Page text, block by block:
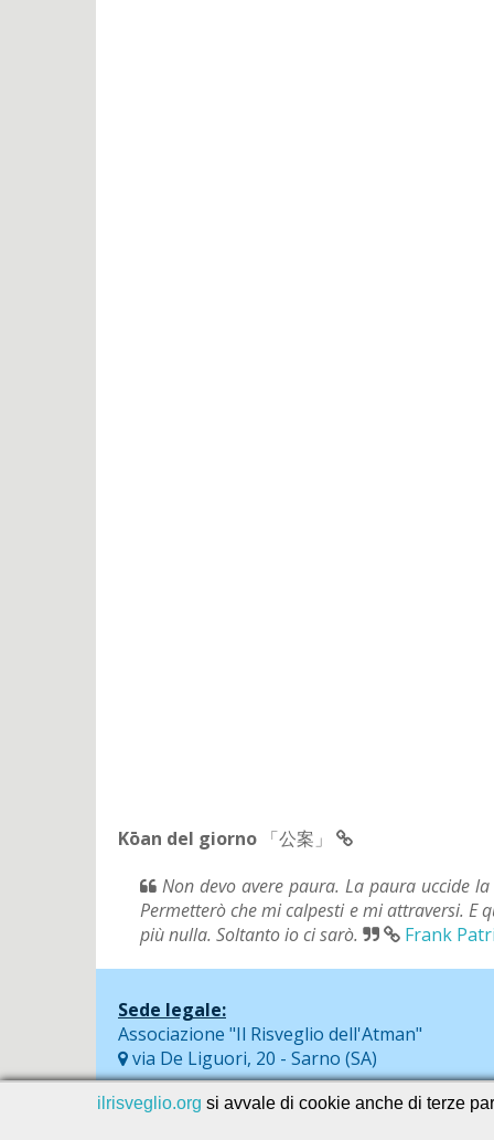
Kōan del giorno 「公案」
Non devo avere paura. La paura uccide
Permetterò che mi calpesti e mi attraversi. E
più nulla. Soltanto io ci sarò.
Frank
Sede legale:
Associazione "Il Risveglio dell'Atman"
via De Liguori, 20 - Sarno (SA)
ilrisveglio.org si avvale di cookie anche di terze